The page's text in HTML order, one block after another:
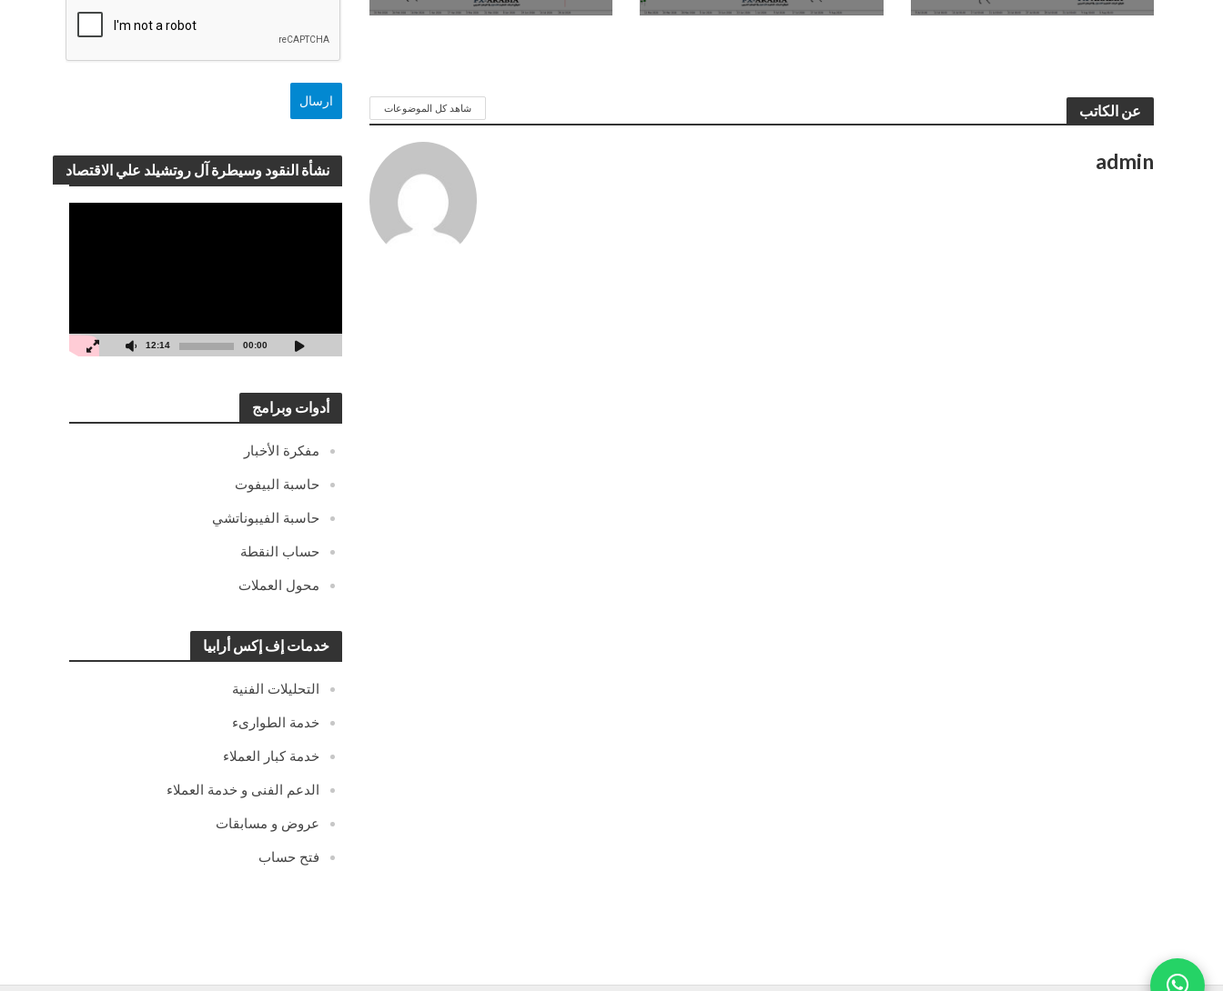
نشأة النقود وسيطرة آل روتشيلد علي الاقتصاد
00:00
12:14
أدوات وبرامج
مفكرة الأخبار
حاسبة البيفوت
حاسبة الفيبوناتشي
حساب النقطة
محول العملات
خدمات إف إكس أرابيا
التحليلات الفنية
خدمة الطوارىء
خدمة كبار العملاء
الدعم الفنى و خدمة العملاء
عروض و مسابقات
فتح حساب
عن الكاتب شاهد كل الموضوعات
admin